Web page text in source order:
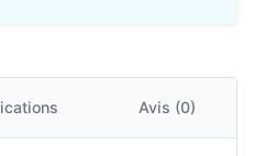
Avis (0)